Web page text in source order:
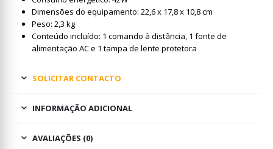
Dimensões do equipamento: 22,6 x 17,8 x 10,8 cm
Peso: 2,3 kg
Conteúdo incluído: 1 comando à distância, 1 fonte de
alimentação AC e 1 tampa de lente protetora
SOLICITAR CONTACTO
INFORMAÇÃO ADICIONAL
AVALIAÇÕES (0)